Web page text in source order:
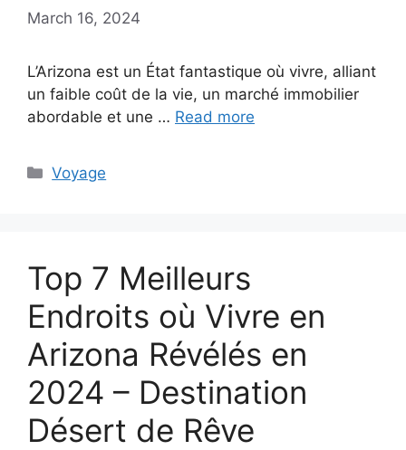
March 16, 2024
L’Arizona est un État fantastique où vivre, alliant
un faible coût de la vie, un marché immobilier
abordable et une … Read more
Categories
Voyage
Top 7 Meilleurs
Endroits où Vivre en
Arizona Révélés en
2024 – Destination
Désert de Rêve